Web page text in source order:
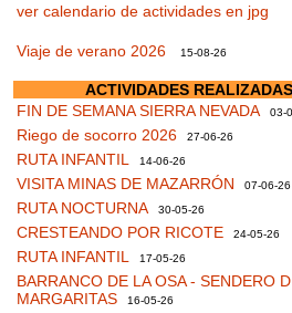
ver calendario de actividades en jpg
Viaje de verano 2026 15-08-26
ACTIVIDADES REALIZADAS
FIN DE SEMANA SIERRA NEVADA 03-
Riego de socorro 2026 27-06-26
RUTA INFANTIL 14-06-26
VISITA MINAS DE MAZARRÓN 07-06-26
RUTA NOCTURNA 30-05-26
CRESTEANDO POR RICOTE 24-05-26
RUTA INFANTIL 17-05-26
BARRANCO DE LA OSA - SENDERO
MARGARITAS 16-05-26